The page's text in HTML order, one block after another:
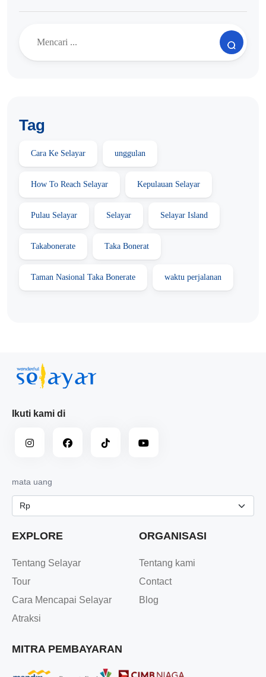
Tag
Cara Ke Selayar unggulan
How To Reach Selayar Kepulauan Selayar
Pulau Selayar Selayar Selayar Island
Takabonerate Taka Bonerat
Taman Nasional Taka Bonerate waktu perjalanan
Ikuti kami di
mata uang
EXPLORE
Tentang Selayar
Tour
Cara Mencapai Selayar
Atraksi
ORGANISASI
Tentang kami
Contact
Blog
MITRA PEMBAYARAN